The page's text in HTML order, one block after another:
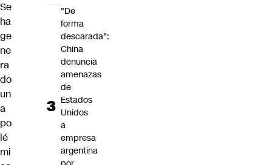
Se
ha
ge
ne
ra
do
un
a
po
lé
mi
"De
forma
descarada":
China
denuncia
amenazas
de
Estados
Unidos
a
empresa
argentina